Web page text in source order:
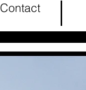
Contact